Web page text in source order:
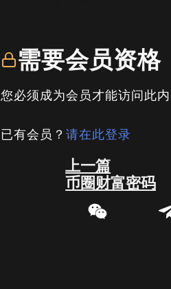
需要会员资格
您必须成为会员才能访问此内
已有会员？请在此登录
Prev
上一篇
币圈财富密码